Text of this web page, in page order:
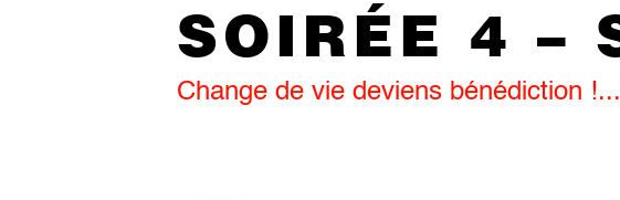
SOIRÉE 4 –
Change de vie deviens bénédiction